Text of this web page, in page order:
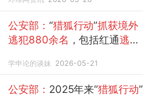
公安部： “猎狐行动”抓获境外
逃犯880余名 ，包括红通逃犯
学申论的谈妹 2026-05-21
公安部： 2025年来“猎狐行动”